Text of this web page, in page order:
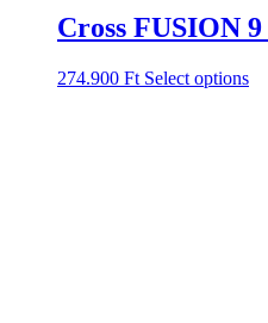
Cross FUSION
274.900 Ft Select options